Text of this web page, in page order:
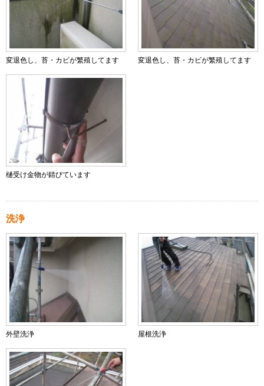
変退色し、苔・カビが繁殖してます 変退色し、苔・カビが繁殖してます
樋受け金物が錆びています
洗浄
外壁洗浄 屋根洗浄